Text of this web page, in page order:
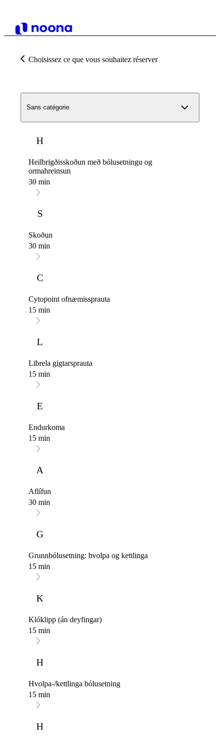
Choisissez ce que vous souhaitez réserver
Sans catégorie
H
Heilbrigðisskoðun með bólusetningu og
ormahreinsun
30 min
S
Skoðun
30 min
C
Cytopoint ofnæmissprauta
15 min
L
Librela gigtarsprauta
15 min
E
Endurkoma
15 min
A
Aflífun
30 min
G
Grunnbólusetning: hvolpa og kettlinga
15 min
K
Klóklipp (án deyfingar)
15 min
H
Hvolpa-/kettlinga bólusetning
15 min
H